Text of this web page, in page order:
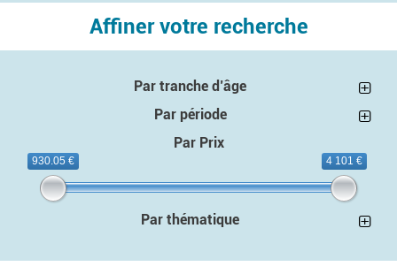
Affiner votre recherche
Par tranche d’âge
Par période
Par Prix
930.05 € 4 101 €
Par thématique